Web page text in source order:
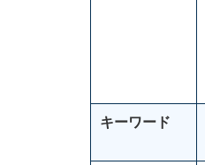
キーワード